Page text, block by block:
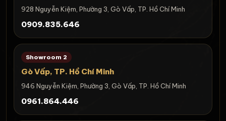
928 Nguyễn Kiệm, Phường 3, Gò Vấp, TP. Hồ Chí Minh
0909.835.646
Showroom 2
Gò Vấp, TP. Hồ Chí Minh
946 Nguyễn Kiệm, Phường 3, Gò Vấp, TP. Hồ Chí Minh
0961.864.446